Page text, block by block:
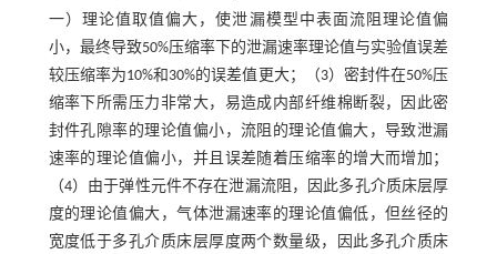
一）理论值取值偏大，使泄漏模型中表面流阻理论值偏
小，最终导致50%压缩率下的泄漏速率理论值与实验值误差
较压缩率为10%和30%的误差值更大；（3）密封件在50%压
缩率下所需压力非常大，易造成内部纤维棉断裂，因此密
封件孔隙率的理论值偏小，流阻的理论值偏大，导致泄漏
速率的理论值偏小，并且误差随着压缩率的增大而增加；
（4）由于弹性元件不存在泄漏流阻，因此多孔介质床层厚
度的理论值偏大，气体泄漏速率的理论值偏低，但丝径的
宽度低于多孔介质床层厚度两个数量级，因此多孔介质床